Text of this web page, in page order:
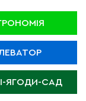
ЯГОДИ-САД